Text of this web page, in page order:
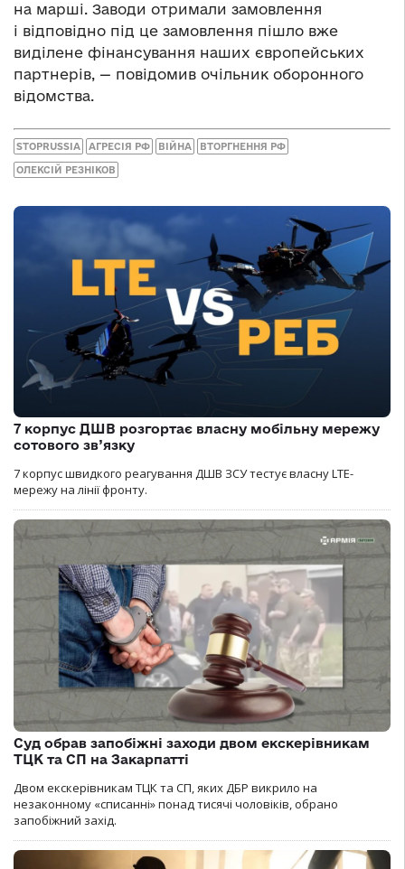
на марші. Заводи отримали замовлення
і відповідно під це замовлення пішло вже
виділене фінансування наших європейських
партнерів, — повідомив очільник оборонного
відомства.
STOPRUSSIA АГРЕСІЯ РФ ВІЙНА ВТОРГНЕННЯ РФ
ОЛЕКСІЙ РЕЗНІКОВ
7 корпус ДШВ розгортає власну мобільну мережу
сотового зв’язку
7 корпус швидкого реагування ДШВ ЗСУ тестує власну LTE-
мережу на лінії фронту.
Суд обрав запобіжні заходи двом екскерівникам
ТЦК та СП на Закарпатті
Двом екскерівникам ТЦК та СП, яких ДБР викрило на
незаконному «списанні» понад тисячі чоловіків, обрано
запобіжний захід.